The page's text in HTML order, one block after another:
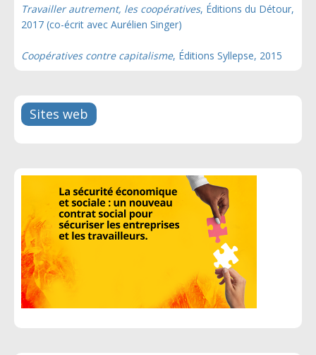
Travailler autrement, les coopératives, Éditions du Détour,
2017 (co-écrit avec Aurélien Singer)
Coopératives contre capitalisme, Éditions Syllepse, 2015
Sites web